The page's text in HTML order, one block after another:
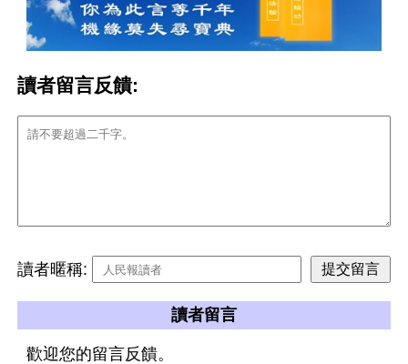
讀者留言反饋:
讀者暱稱:
讀者留言
歡迎您的留言反饋。